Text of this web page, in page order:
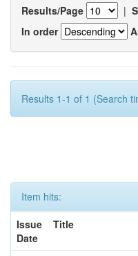
Results/Page |
In order
Results 1-1 of 1 (Search
Item hits:
Issue
Date
Title